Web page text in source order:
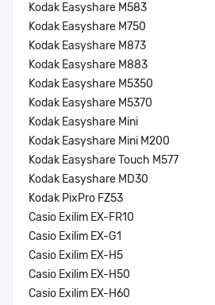
Kodak Easyshare M583
Kodak Easyshare M750
Kodak Easyshare M873
Kodak Easyshare M883
Kodak Easyshare M5350
Kodak Easyshare M5370
Kodak Easyshare Mini
Kodak Easyshare Mini M200
Kodak Easyshare Touch M577
Kodak Easyshare MD30
Kodak PixPro FZ53
Casio Exilim EX-FR10
Casio Exilim EX-G1
Casio Exilim EX-H5
Casio Exilim EX-H50
Casio Exilim EX-H60